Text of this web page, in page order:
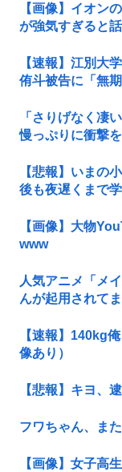
【画像】イオン
が強気すぎると
【速報】江別大
侑斗被告に「無
「さりげなく凄
慢っぷりに衝撃
【悲報】いまの
後も夜遅くまで
【画像】大物
www
人気アニメ「メ
んが起用されて
【速報】140kg
像あり）
【悲報】キヨ、
フワちゃん、ま
【画像】女子高